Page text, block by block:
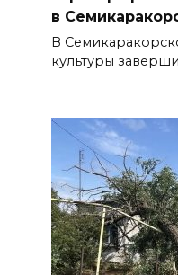
в
В
культуры